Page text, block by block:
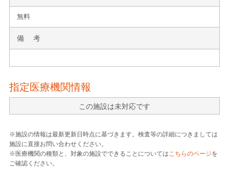
無料
備 考
指定医療機関情報
この施設は未対応です
※施設の情報は最新更新日時点に基づきます。検査等の詳細につきましては
施設に直接お問い合わせください。
※医療機関の種類と、対象の施設でできることについてはこちらのページを
ご確認ください。